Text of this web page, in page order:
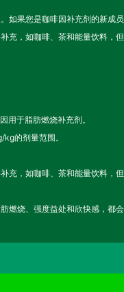
如果您是咖啡因补充剂的新成
充，如咖啡、茶和能量饮料，
用于脂肪燃烧补充剂。
的剂量范围。
充，如咖啡、茶和能量饮料，
燃烧、强度益处和欣快感，都